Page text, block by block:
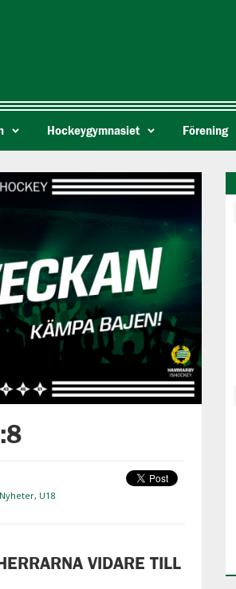
Hockeygymnasiet Förening
Nyheter, U18
VIDARE TILL